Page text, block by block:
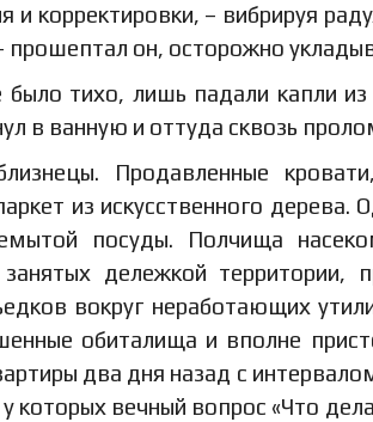
и корректировки, – вибрируя
прошептал он, осторожно
было тихо, лишь падали капли
в ванную и оттуда сквозь
Продавленные
из искусственного дерева.
посуды. Полчища
занятых дележкой
вокруг неработающих
обиталища и вполне
два дня назад с
у которых вечный вопрос «Что